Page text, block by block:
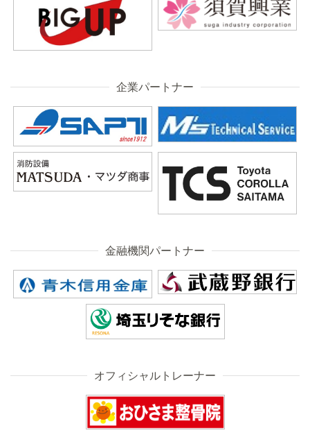
企業パートナー
金融機関パートナー
オフィシャルトレーナー